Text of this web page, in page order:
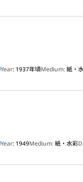
Year: 1937年頃Medium:紙・
Year: 1949Medium:紙・水彩